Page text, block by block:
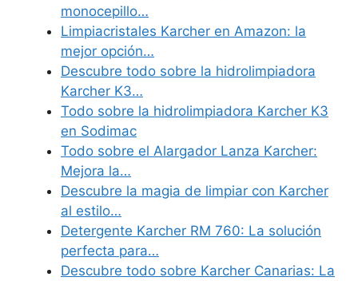
monocepillo…
Limpiacristales Karcher en Amazon: la
mejor opción…
Descubre todo sobre la hidrolimpiadora
Karcher K3…
Todo sobre la hidrolimpiadora Karcher K3
en Sodimac
Todo sobre el Alargador Lanza Karcher:
Mejora la…
Descubre la magia de limpiar con Karcher
al estilo…
Detergente Karcher RM 760: La solución
perfecta para…
Descubre todo sobre Karcher Canarias: La